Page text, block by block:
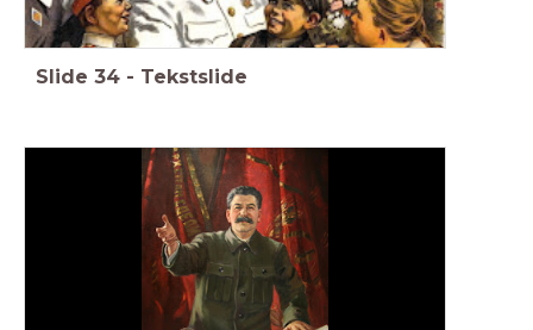
Slide 34 - Tekstslide